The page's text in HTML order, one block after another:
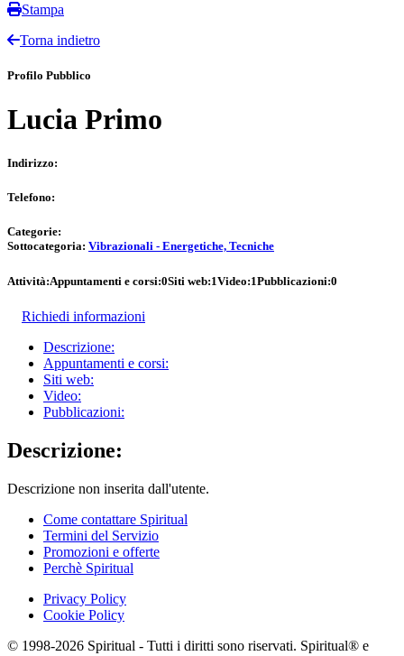
Stampa
Torna indietro
Profilo Pubblico
Lucia Primo
Indirizzo:
Telefono:
Categorie:
Sottocategoria: Vibrazionali - Energetiche, Tecniche
Attività:Appuntamenti e corsi:0Siti web:1Video:1Pubblicazioni:0
Richiedi informazioni
Descrizione:
Appuntamenti e corsi:
Siti web:
Video:
Pubblicazioni:
Descrizione:
Descrizione non inserita dall'utente.
Come contattare Spiritual
Termini del Servizio
Promozioni e offerte
Perchè Spiritual
Privacy Policy
Cookie Policy
© 1998-2026 Spiritual - Tutti i diritti sono riservati. Spiritual® e